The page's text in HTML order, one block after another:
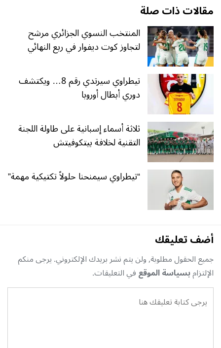
مقالات ذات صلة
المنتخب النسوي الجزائري مرشح
لتجاوز كوت ديفوار في ربع النهائي
تيطراوي سيرتدي رقم 8… ويكتشف
دوري أبطال أوروبا
ثلاثة أسماء إسبانية على طاولة اللجنة
التقنية لخلافة بيتكوفيتش
“تيطراوي سيمنحنا حلولاً تكتيكية مهمة”
أضف تعليقك
جميع الحقول مطلوبة, ولن يتم نشر بريدك الإلكتروني. يرجى منكم
الإلتزامبسياسة الموقعفي التعليقات.